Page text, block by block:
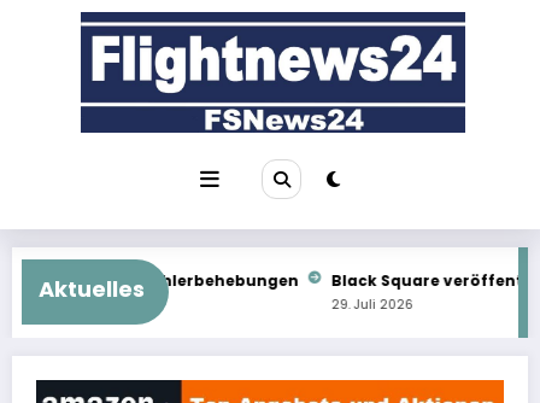
AktuellesBlack Square veröffentlicht Commander 114
29. Juli 2026
Im